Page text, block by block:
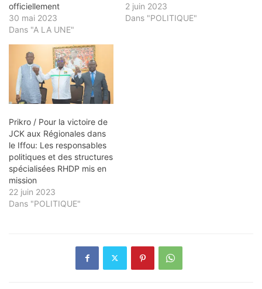
officiellement
30 mai 2023
Dans "A LA UNE"
2 juin 2023
Dans "POLITIQUE"
Prikro / Pour la victoire de
JCK aux Régionales dans
le Iffou: Les responsables
politiques et des structures
spécialisées RHDP mis en
mission
22 juin 2023
Dans "POLITIQUE"